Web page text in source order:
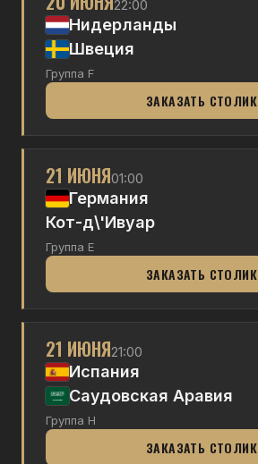
22:00
Нидерланды
Швеция
Группа F
ЗАКАЗАТЬ СТОЛИК
21 ИЮНЯ01:00
Германия
Кот-д\'Ивуар
Группа E
ЗАКАЗАТЬ СТОЛИК
21 ИЮНЯ21:00
Испания
Саудовская Аравия
Группа H
ЗАКАЗАТЬ СТОЛИК